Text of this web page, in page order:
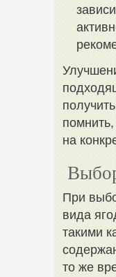
на
При
вида
такими
то же